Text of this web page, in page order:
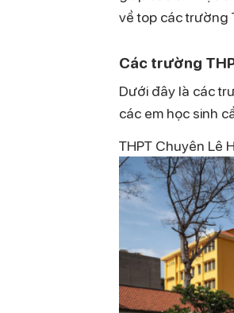
về top các trường
Các trường
Dưới đây là các
các em học sinh
THPT Chuyên Lê